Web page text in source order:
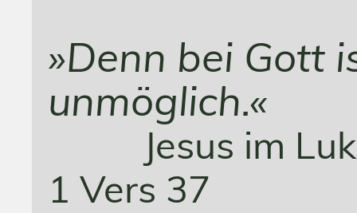
»Denn bei Gott
unmöglich.«
Jesus im
1 Vers 37